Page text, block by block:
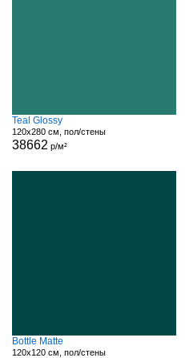
Teal Glossy
120x280 см, пол/стены
38662 р/м²
Bottle Matte
120x120 см, пол/стены